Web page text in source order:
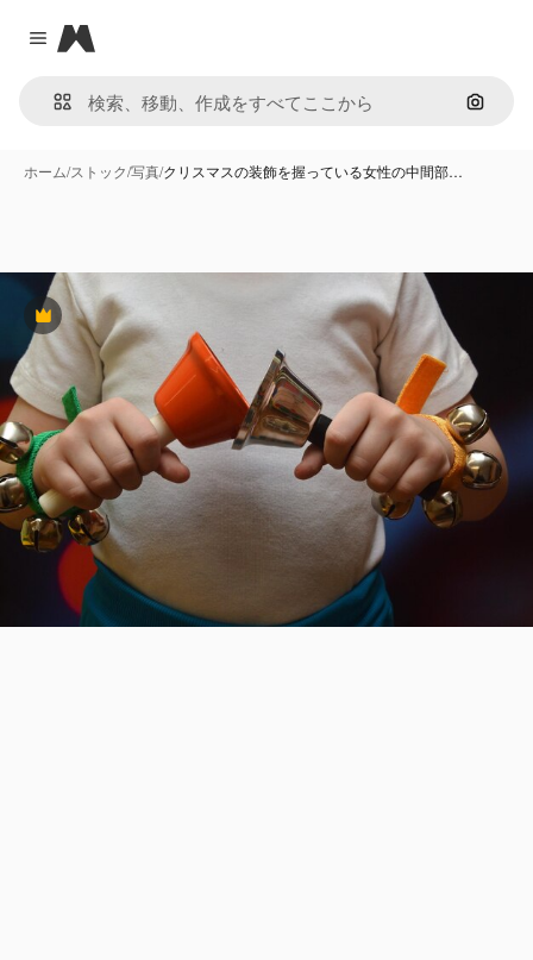
Close menu
Magnific
画像で
ホーム/ストック/写真/クリスマスの装飾を握っている女性の中間部…
Premium